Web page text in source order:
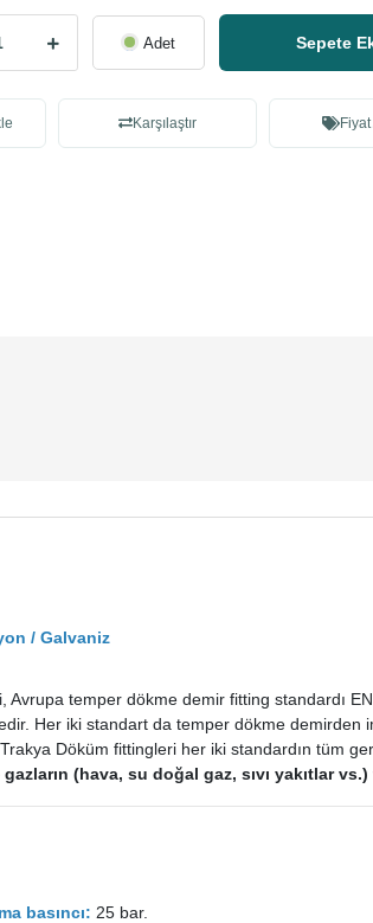
Adet Sepete
Karşılaştır Fiyat
/ Galvaniz
temper dökme demir fitting standardı
Her iki standart da temper dökme demirden
Döküm fittingleri her iki standardın tüm
(hava, su doğal gaz, sıvı yakıtlar
basıncı: 25 bar.